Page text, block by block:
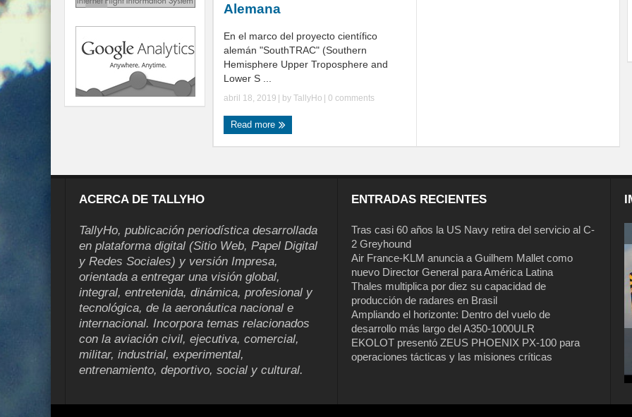
Alemana
En el marco del proyecto científico
alemán "SouthTRAC" (Southern
Hemisphere Upper Troposphere and
Lower S ...
abril 18, 2019 | by TallyHo | 0 comments
Read more
ACERCA DE TALLYHO
TallyHo, publicación periodística desarrollada
en plataforma digital (Sitio Web, Papel Digital
y Redes Sociales) y versión Impresa,
orientada a entregar una visión global,
integral, entretenida, dinámica, profesional y
tecnológica, de la aeronáutica nacional e
internacional. Incorpora temas relacionados
con la aviación civil, ejecutiva, comercial,
militar, industrial, experimental,
entrenamiento, deportivo, social y cultural.
ENTRADAS RECIENTES
Tras casi 60 años la US Navy retira del servicio al C-
2 Greyhound
Air France-KLM anuncia a Guilhem Mallet como
nuevo Director General para América Latina
Thales multiplica por diez su capacidad de
producción de radares en Brasil
Ampliando el horizonte: Dentro del vuelo de
desarrollo más largo del A350-1000ULR
EKOLOT presentó ZEUS PHOENIX PX-100 para
operaciones tácticas y las misiones críticas
Tras casi 60 años la US Navy retira del
servicio al C-2 Greyhound